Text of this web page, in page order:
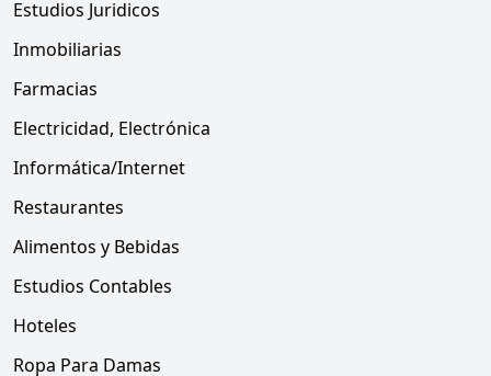
Estudios Juridicos
Inmobiliarias
Farmacias
Electricidad, Electrónica
Informática/Internet
Restaurantes
Alimentos y Bebidas
Estudios Contables
Hoteles
Ropa Para Damas